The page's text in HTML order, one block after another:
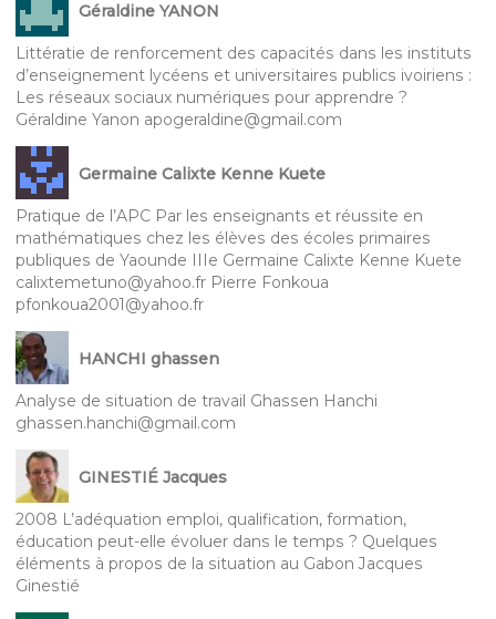
Géraldine YANON
Littératie de renforcement des capacités dans les instituts
d’enseignement lycéens et universitaires publics ivoiriens :
Les réseaux sociaux numériques pour apprendre ?
Géraldine Yanon apogeraldine@gmail.com
Germaine Calixte Kenne Kuete
Pratique de l’APC Par les enseignants et réussite en
mathématiques chez les élèves des écoles primaires
publiques de Yaounde IIIe Germaine Calixte Kenne Kuete
calixtemetuno@yahoo.fr Pierre Fonkoua
pfonkoua2001@yahoo.fr
HANCHI ghassen
Analyse de situation de travail Ghassen Hanchi
ghassen.hanchi@gmail.com
GINESTIÉ Jacques
2008 L’adéquation emploi, qualification, formation,
éducation peut-elle évoluer dans le temps ? Quelques
éléments à propos de la situation au Gabon Jacques
Ginestié